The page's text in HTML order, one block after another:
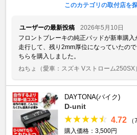
このカテゴリの取付店を
ユーザーの最新投稿
2026年5月10日
フロントブレーキの純正パッドが新車購
走行して、残り2mm厚位になっていたの
ちらを購入しました。
ねちょ
（愛車：スズキ Vストローム250SX）
DAYTONA(バイク)
D-unit
4.72
購入価格：3,500円